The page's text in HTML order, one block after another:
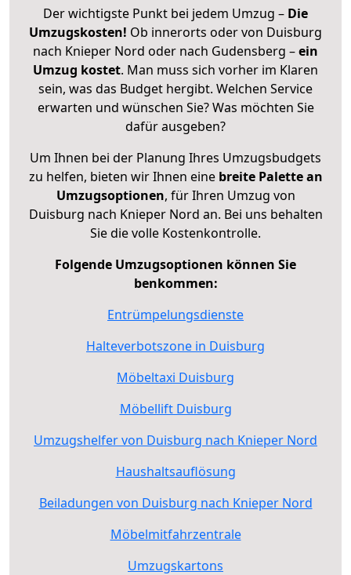
Der wichtigste Punkt bei jedem Umzug – Die
Umzugskosten! Ob innerorts oder von Duisburg
nach Knieper Nord oder nach Gudensberg –ein
Umzug kostet. Man muss sich vorher im Klaren
sein, was das Budget hergibt. Welchen Service
erwarten und wünschen Sie? Was möchten Sie
dafür ausgeben?
Um Ihnen bei der Planung Ihres Umzugsbudgets
zu helfen, bieten wir Ihnen eine breite Palette an
Umzugsoptionen, für Ihren Umzug von
Duisburg nach Knieper Nord an. Bei uns behalten
Sie die volle Kostenkontrolle.
Folgende Umzugsoptionen können Sie
benkommen:
Entrümpelungsdienste
Halteverbotszone in Duisburg
Möbeltaxi Duisburg
Möbellift Duisburg
Umzugshelfer von Duisburg nach Knieper Nord
Haushaltsauflösung
Beiladungen von Duisburg nach Knieper Nord
Möbelmitfahrzentrale
Umzugskartons